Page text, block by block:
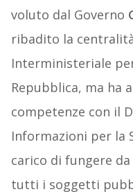
voluto dal Governo
ribadito la
Interministeriale
Repubblica, ma ha
competenze con il
Informazioni per la
carico di fungere
tutti i soggetti